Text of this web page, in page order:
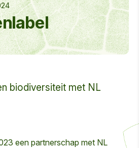
biodiversiteit met NL
een partnerschap met NL